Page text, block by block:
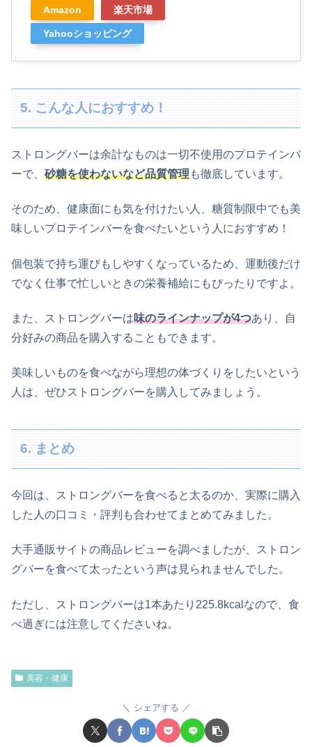
Amazon 楽天市場
Yahooショッピング
5. こんな人におすすめ！
ストロングバーは余計なものは一切不使用のプロテインバ
ーで、 砂糖を使わないなど品質管理も徹底しています。
そのため、健康面にも気を付けたい人、糖質制限中でも美
味しいプロテインバーを食べたいという人におすすめ！
個包装で持ち運びもしやすくなっているため、運動後だけ
でなく仕事で忙しいときの栄養補給にもぴったりですよ。
また、ストロングバーは味のラインナップが4つあり、自
分好みの商品を購入することもできます。
美味しいものを食べながら理想の体づくりをしたいという
人は、ぜひストロングバーを購入してみましょう。
6. まとめ
今回は、ストロングバーを食べると太るのか、実際に購入
した人の口コミ・評判も合わせてまとめてみました。
大手通販サイトの商品レビューを調べましたが、ストロン
グバーを食べて太ったという声は見られませんでした。
ただし、ストロングバーは1本あたり225.8kcalなので、食
べ過ぎには注意してくださいね。
美容・健康
シェアする